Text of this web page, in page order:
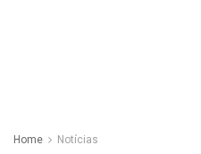
Home Notícias